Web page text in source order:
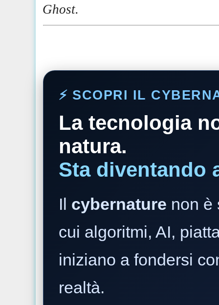
Ghost.
⚡️ SCOPRI IL
La tecnologia
natura.
Sta diventando
Il cybernature non è
cui algoritmi, AI,
iniziano a fondersi
realtà.